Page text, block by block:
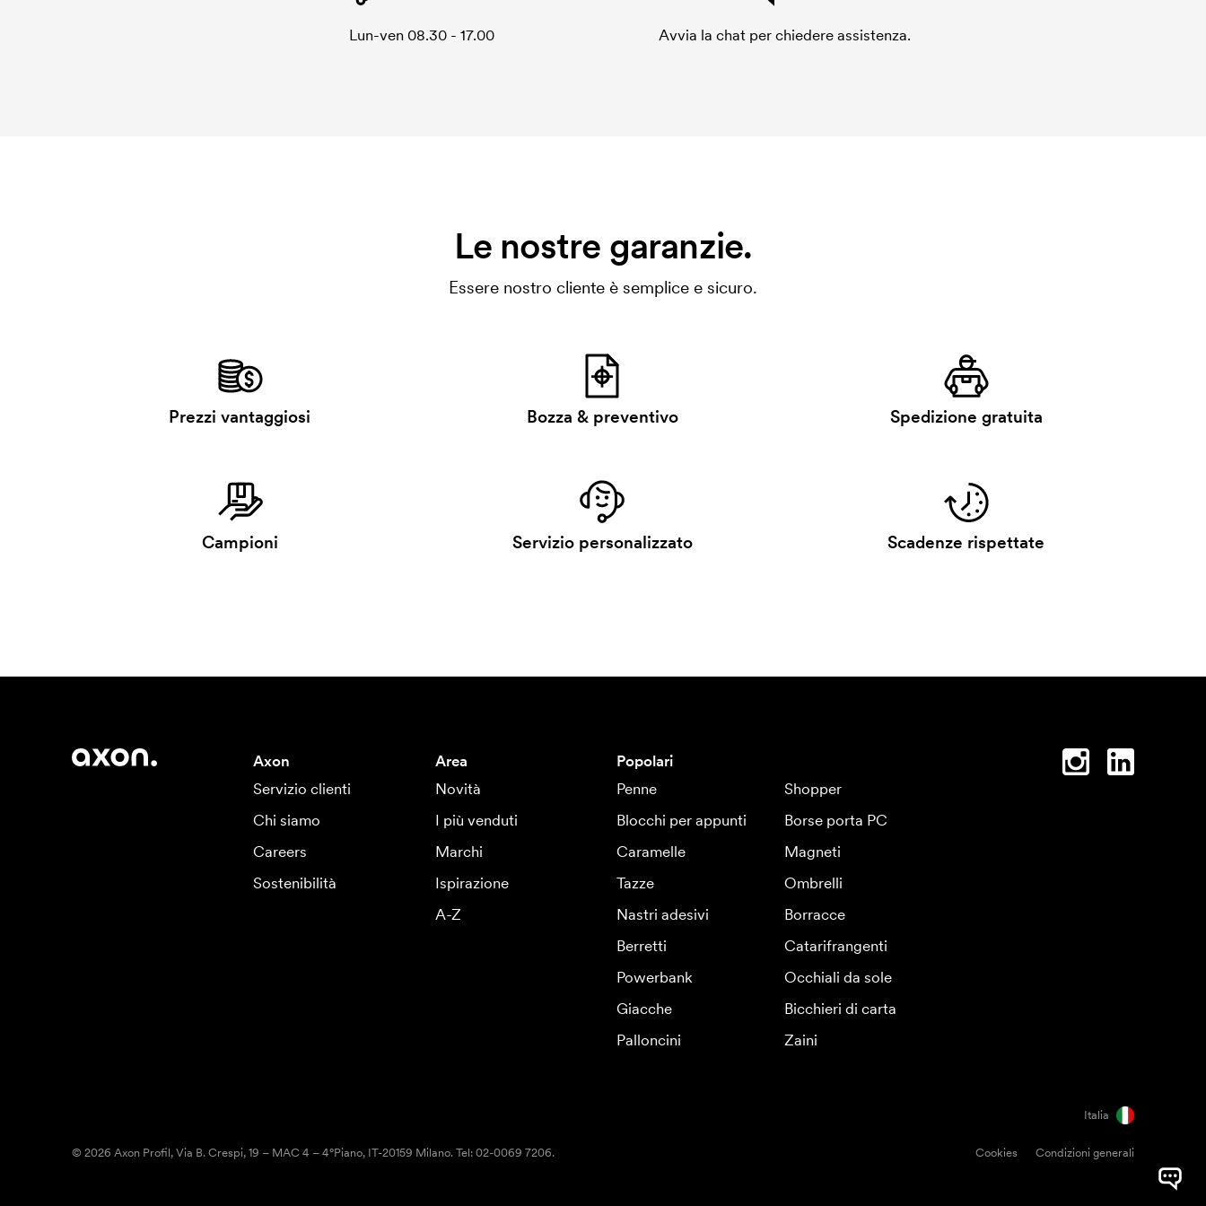
Lun-ven 08.30 - 17.00 Avvia la chat per chiedere assistenza.
Le nostre garanzie.
Essere nostro cliente è semplice e sicuro.
Prezzi vantaggiosi Bozza & preventivo Spedizione gratuita
Campioni Servizio personalizzato Scadenze rispettate
Axon
Servizio clienti
Chi siamo
Careers
Sostenibilità
Area
Novità
I più venduti
Marchi
Ispirazione
A-Z
Popolari
Penne
Shopper
Blocchi per appunti
Borse porta PC
Caramelle
Magneti
Tazze
Ombrelli
Nastri adesivi
Borracce
Berretti
Catarifrangenti
Powerbank
Occhiali da sole
Giacche
Bicchieri di carta
Palloncini
Zaini
Italia
Cookies Condizioni generali
© 2026 Axon Profil, Via B. Crespi, 19 – MAC 4 – 4°Piano, IT-20159 Milano. Tel: 02-0069 7206.